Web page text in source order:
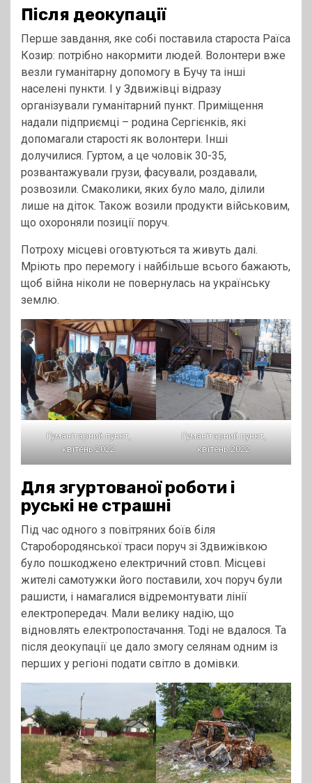
Після деокупації
Перше завдання, яке собі поставила староста Раїса
Козир: потрібно накормити людей. Волонтери вже
везли гуманітарну допомогу в Бучу та інші
населені пункти. І у Здвижівці відразу
організували гуманітарний пункт. Приміщення
надали підприємці – родина Сергієнків, які
допомагали старості як волонтери. Інші
долучилися. Гуртом, а це чоловік 30-35,
розвантажували грузи, фасували, роздавали,
розвозили. Смаколики, яких було мало, ділили
лише на діток. Також возили продукти військовим,
що охороняли позиції поруч.
Потроху місцеві оговтуються та живуть далі.
Мріють про перемогу і найбільше всього бажають,
щоб війна ніколи не повернулась на українську
землю.
Гуманітарний пункт,
квітень 2022
Гуманітарний пункт,
квітень 2022
Для згуртованої роботи і
руські не страшні
Під час одного з повітряних боїв біля
Старобородянської траси поруч зі Здвижівкою
було пошкоджено електричний стовп. Місцеві
жителі самотужки його поставили, хоч поруч були
рашисти, і намагалися відремонтувати лінії
електропередач. Мали велику надію, що
відновлять електропостачання. Тоді не вдалося. Та
після деокупації це дало змогу селянам одним із
перших у регіоні подати світло в домівки.